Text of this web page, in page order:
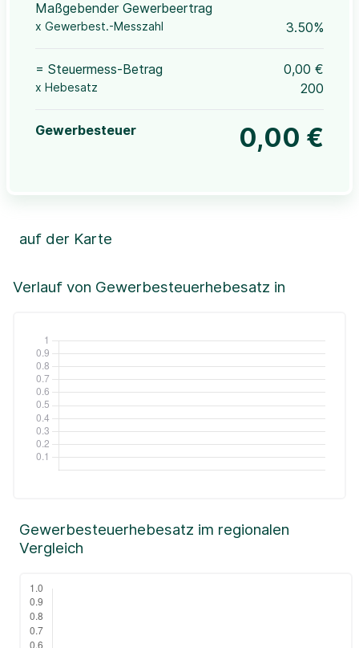
Maßgebender Gewerbeertrag
x Gewerbest.-Messzahl 3.50%
= Steuermess-Betrag 0,00 €
x Hebesatz 200
Gewerbesteuer 0,00 €
Verlauf von Gewerbesteuerhebesatz in
auf der Karte
+
Leaflet|©OpenStreetMap, ©CartoDB,
Gewerbesteuerhebesatz im regionalen
Vergleich